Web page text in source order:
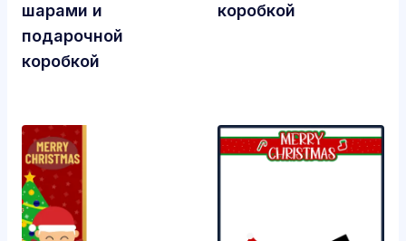
шарами и
подарочной
коробкой
коробкой